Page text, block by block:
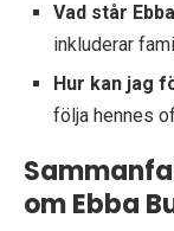
Vad står
inkluderar
Hur kan jag
följa hennes
om Ebba